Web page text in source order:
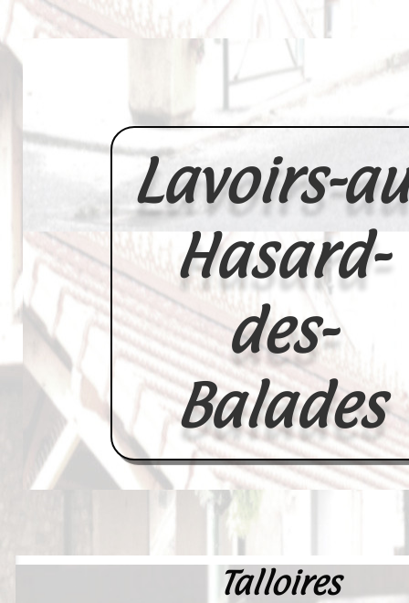
Lavoirs-
Hasard-
des-
Balades
Talloires